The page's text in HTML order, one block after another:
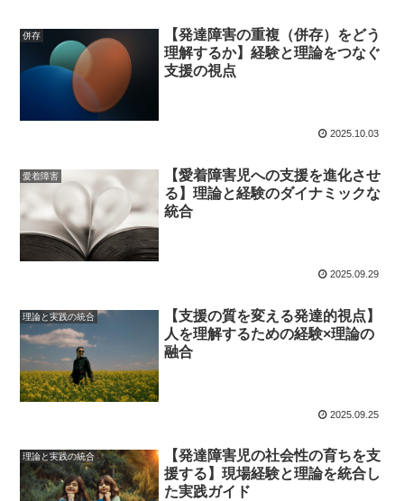
併存
【発達障害の重複（併存）をどう
理解するか】経験と理論をつなぐ
支援の視点
2025.10.03
愛着障害
【愛着障害児への支援を進化させ
る】理論と経験のダイナミックな
統合
2025.09.29
理論と実践の統合
【支援の質を変える発達的視点】
人を理解するための経験×理論の
融合
2025.09.25
理論と実践の統合
【発達障害児の社会性の育ちを支
援する】現場経験と理論を統合し
た実践ガイド